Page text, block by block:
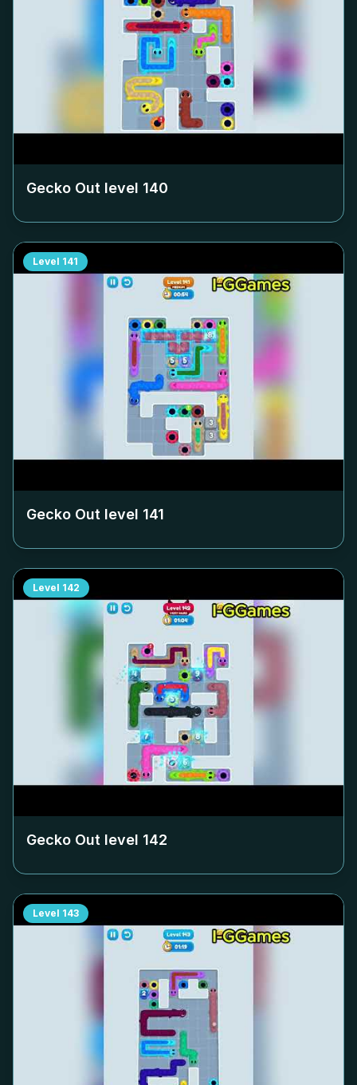
Gecko Out level 140
Level 141
Gecko Out level 141
Level 142
Gecko Out level 142
Level 143